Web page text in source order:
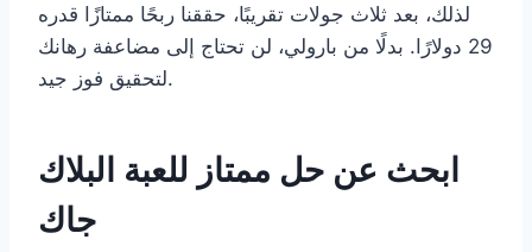
لذلك، بعد ثلاث جولات تقريبًا، حققنا ربحًا ممتازًا قدره
29 دولارًا. بدلًا من بارولي، لن تحتاج إلى مضاعفة رهانك
لتحقيق فوز جيد.
ابحث عن حل ممتاز للعبة البلاك
جاك